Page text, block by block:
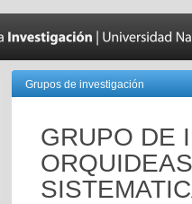
Grupos de investigación
GRUPO DE